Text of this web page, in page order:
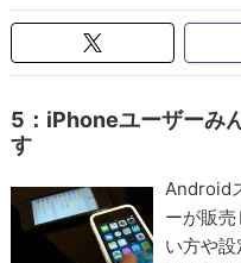
5：iPhoneユーザーみ
す
Android
ーが販
い方や